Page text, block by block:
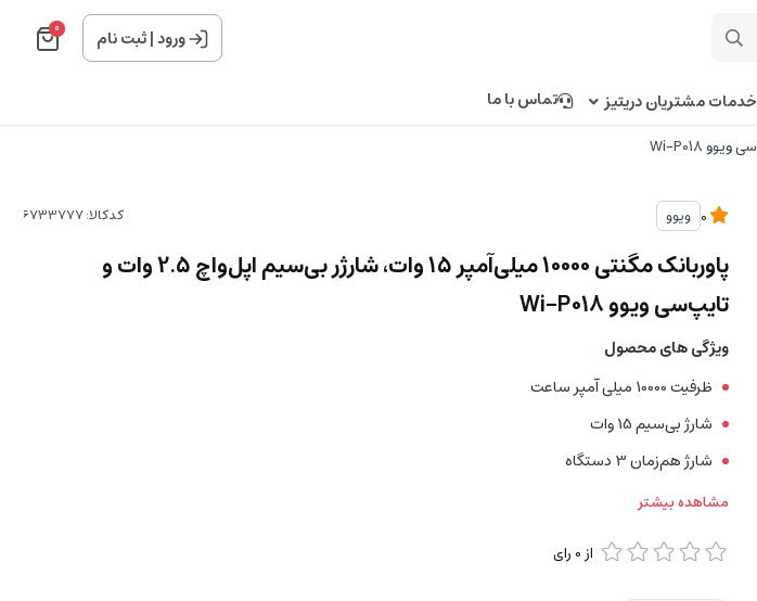
ورود|ثبت نام 0
خدمات مشتریان دریتیز تماس با ما
ویوو کدکالا:
پاوربانک مگنتی 10000 میلی‌آمپر 15 وات، شارژر بی‌سیم اپل‌واچ 2.5 وات و
تایپ‌سی ویوو Wi-P018
ویژگی های محصول
ظرفیت 10000 میلی آمپر ساعت
شارژ بی‌سیم 15 وات
شارژ هم‌زمان 3 دستگاه
مشاهده بیشتر
از 0 رای